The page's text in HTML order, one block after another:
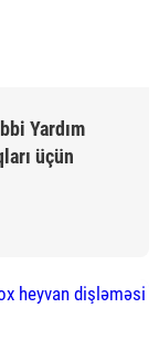
Yardım
üçün